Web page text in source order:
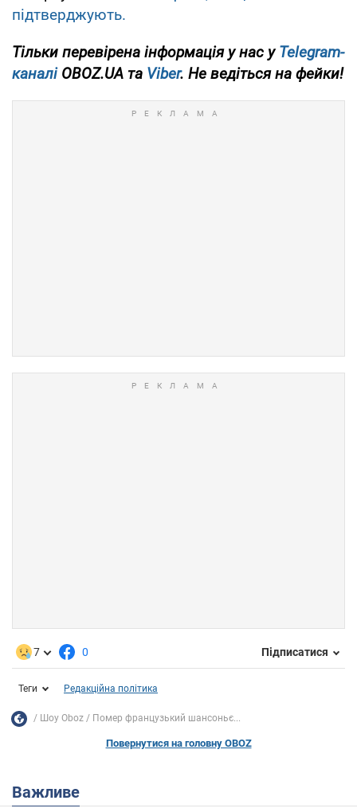
підтверджують.
Тільки перевірена інформація у нас уTelegram-
каналіOBOZ.UA та Viber. Не ведіться на фейки!
7 0 Підписатися
Теги Редакційна політика
Шоу Oboz Помер французький шансоньє...
Повернутися на головну OBOZ
Важливе